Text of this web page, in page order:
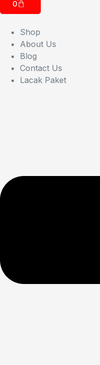
0
Shop
About Us
Blog
Contact Us
Lacak Paket